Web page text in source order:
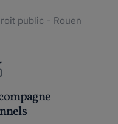
public - Rouen